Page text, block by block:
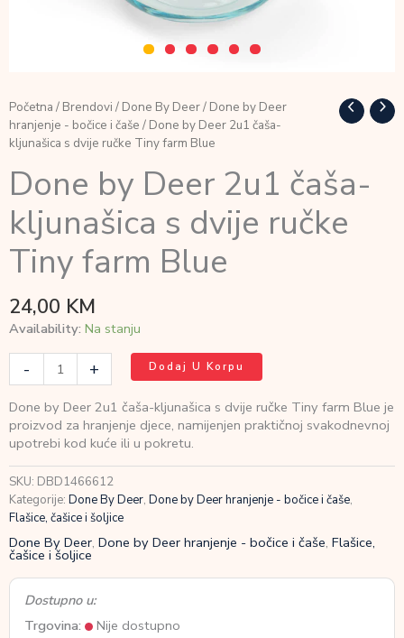
Početna / Brendovi / Done By Deer/ Done by Deer
hranjenje - bočice i čaše / Done by Deer 2u1 čaša-
kljunašica s dvije ručke Tiny farm Blue
Done by Deer 2u1 čaša-
kljunašica s dvije ručke
Tiny farm Blue
24,00 KM
Availability: Na stanju
-
2u1
čaša-
kljunašica
s
dvije
ručke
Tiny
farm
Blue
količina
+ Dodaj U Korpu
Done by Deer 2u1 čaša-kljunašica s dvije ručke Tiny farm Blue je
proizvod za hranjenje djece, namijenjen praktičnoj svakodnevnoj
upotrebi kod kuće ili u pokretu.
SKU: DBD1466612
Kategorije: Done By Deer, Done by Deer hranjenje - bočice i čaše,
Flašice, čašice i šoljice
Done By Deer, Done by Deer hranjenje - bočice i čaše, Flašice,
čašice i šoljice
Dostupno u:
Trgovina:
Nije dostupno